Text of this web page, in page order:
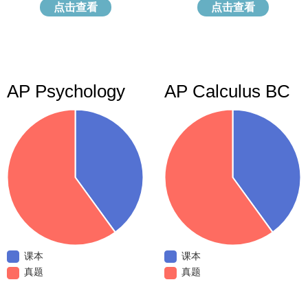
点击查看 点击查看
AP Psychology
课本
真题
AP Calculus BC
课本
真题